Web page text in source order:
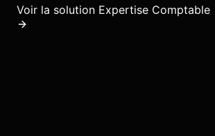
Voir la solution Expertise Comptable